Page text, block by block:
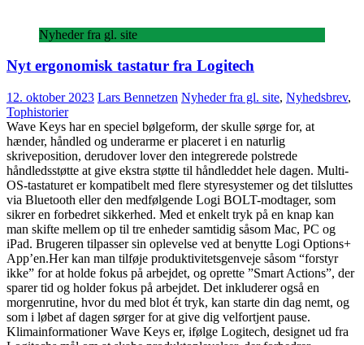
Nyheder fra gl. site
Nyt ergonomisk tastatur fra Logitech
12. oktober 2023 Lars Bennetzen Nyheder fra gl. site, Nyhedsbrev,
Tophistorier
Wave Keys har en speciel bølgeform, der skulle sørge for, at
hænder, håndled og underarme er placeret i en naturlig
skriveposition, derudover lover den integrerede polstrede
håndledsstøtte at give ekstra støtte til håndleddet hele dagen. Multi-
OS-tastaturet er kompatibelt med flere styresystemer og det tilsluttes
via Bluetooth eller den medfølgende Logi BOLT-modtager, som
sikrer en forbedret sikkerhed. Med et enkelt tryk på en knap kan
man skifte mellem op til tre enheder samtidig såsom Mac, PC og
iPad. Brugeren tilpasser sin oplevelse ved at benytte Logi Options+
App’en.Her kan man tilføje produktivitetsgenveje såsom “forstyr
ikke” for at holde fokus på arbejdet, og oprette ”Smart Actions”, der
sparer tid og holder fokus på arbejdet. Det inkluderer også en
morgenrutine, hvor du med blot ét tryk, kan starte din dag nemt, og
som i løbet af dagen sørger for at give dig velfortjent pause.
Klimainformationer Wave Keys er, ifølge Logitech, designet ud fra